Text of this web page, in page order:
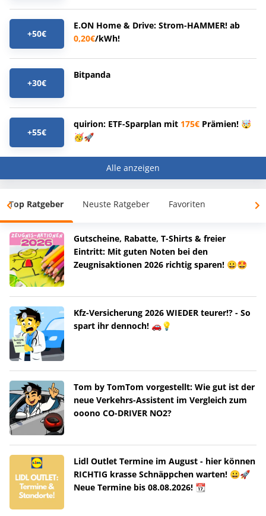
+50€
E.ON Home & Drive: Strom-HAMMER! ab
0,20€/kWh!
+30€
Bitpanda
+55€
quirion: ETF-Sparplan mit 175€ Prämien! 🤯
🥳🚀
Alle anzeigen
Top Ratgeber Neuste Ratgeber Favoriten
Gutscheine, Rabatte, T-Shirts & freier
Eintritt: Mit guten Noten bei den
Zeugnisaktionen 2026 richtig sparen! 😀🤩
Kfz-Versicherung 2026 WIEDER teurer!? - So
spart ihr dennoch! 🚗💡
Tom by TomTom vorgestellt: Wie gut ist der
neue Verkehrs-Assistent im Vergleich zum
ooono CO-DRIVER NO2?
Lidl Outlet Termine im August - hier können
RICHTIG krasse Schnäppchen warten! 😀🚀
Neue Termine bis 08.08.2026! 📆